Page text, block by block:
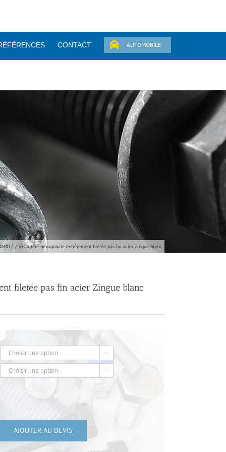
CONTACT AUTOMOBILE
Vis à tête hexagonale entièrement filetée pas fin acier Zingue blanc
filetée pas fin acier Zingue blanc


AJOUTER AU DEVIS